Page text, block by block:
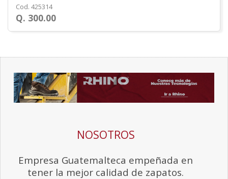
Cod. 425314
Q. 300.00
NOSOTROS
Empresa Guatemalteca empeñada en
tener la mejor calidad de zapatos.